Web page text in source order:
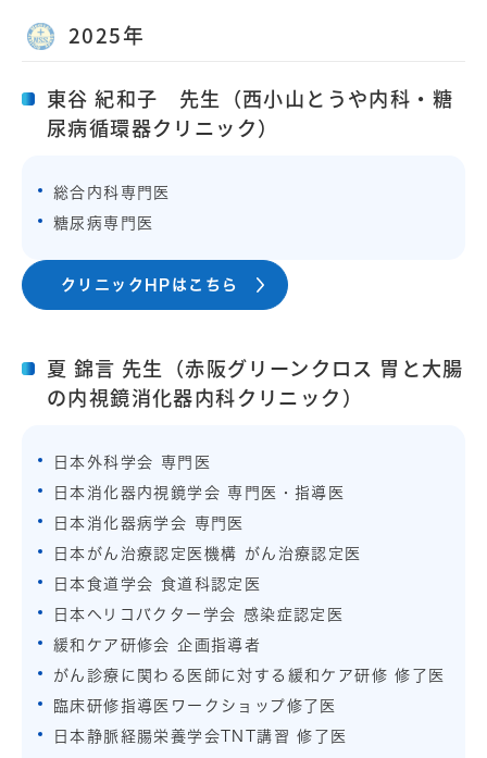
2025年
東谷 紀和子 先生（西小山とうや内科・糖
尿病循環器クリニック）
総合内科専門医
糖尿病専門医
クリニックHPはこちら
夏 錦言 先生（赤阪グリーンクロス 胃と大腸
の内視鏡消化器内科クリニック）
日本外科学会 専門医
日本消化器内視鏡学会 専門医・指導医
日本消化器病学会 専門医
日本がん治療認定医機構 がん治療認定医
日本食道学会 食道科認定医
日本ヘリコバクター学会 感染症認定医
緩和ケア研修会 企画指導者
がん診療に関わる医師に対する緩和ケア研修 修了医
臨床研修指導医ワークショップ修了医
日本静脈経腸栄養学会TNT講習 修了医